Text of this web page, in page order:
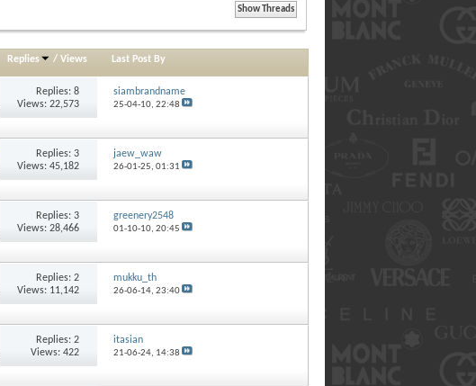
Replies / Views Last Post By
Replies: 8
Views: 22,573
siambrandname
25-04-10, 22:48
Replies: 3
Views: 45,182
jaew_waw
26-01-25, 01:31
Replies: 3
Views: 28,466
greenery2548
01-10-10, 20:45
Replies: 2
Views: 11,142
mukku_th
26-06-14, 23:40
Replies: 2
Views: 422
itasian
21-06-24, 14:38